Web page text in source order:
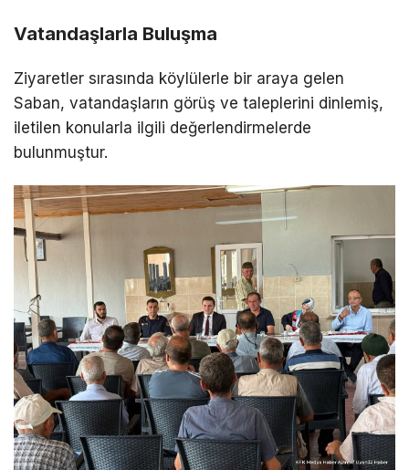
Vatandaşlarla Buluşma
Ziyaretler sırasında köylülerle bir araya gelen
Saban, vatandaşların görüş ve taleplerini dinlemiş,
iletilen konularla ilgili değerlendirmelerde
bulunmuştur.